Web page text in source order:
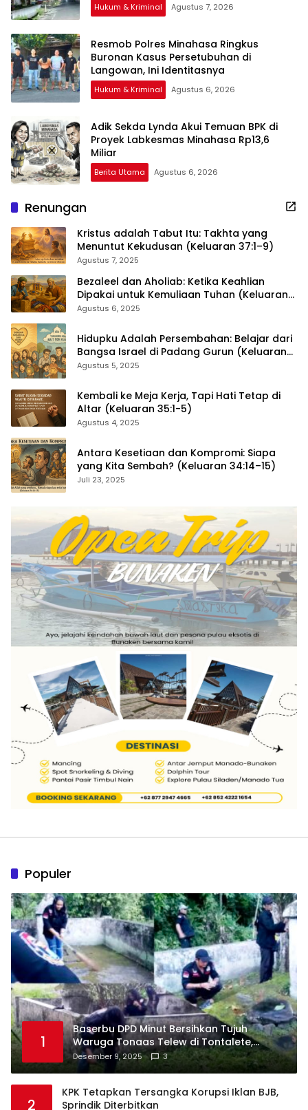
Hukum & Kriminal Agustus 7, 2026
Resmob Polres Minahasa Ringkus
Buronan Kasus Persetubuhan di
Langowan, Ini Identitasnya
Hukum & Kriminal Agustus 6, 2026
Adik Sekda Lynda Akui Temuan BPK di
Proyek Labkesmas Minahasa Rp13,6
Miliar
Berita Utama Agustus 6, 2026
Renungan
Kristus adalah Tabut Itu: Takhta yang
Menuntut Kekudusan (Keluaran 37:1–9)
Agustus 7, 2025
Bezaleel dan Aholiab: Ketika Keahlian
Dipakai untuk Kemuliaan Tuhan (Keluaran
36:1–7)
Agustus 6, 2025
Hidupku Adalah Persembahan: Belajar dari
Bangsa Israel di Padang Gurun (Keluaran
35:4–29)
Agustus 5, 2025
Kembali ke Meja Kerja, Tapi Hati Tetap di
Altar (Keluaran 35:1-5)
Agustus 4, 2025
Antara Kesetiaan dan Kompromi: Siapa
yang Kita Sembah? (Keluaran 34:14–15)
Juli 23, 2025
Populer
1
Baserbu DPD Minut Bersihkan Tujuh
Waruga Tonaas Telew di Tontalete,
Agenda Rutin Pelestarian Jejak Leluhur
Minahasa
Desember 9, 2025 3
2
KPK Tetapkan Tersangka Korupsi Iklan BJB,
Sprindik Diterbitkan